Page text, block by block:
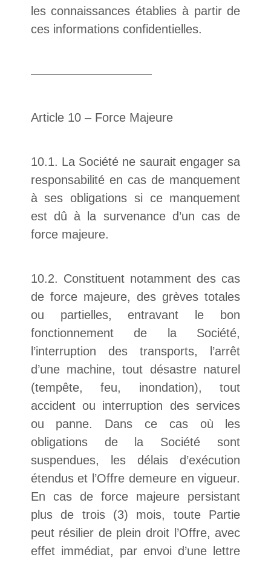
les connaissances établies à partir de
ces informations confidentielles.
——————————
Article 10 – Force Majeure
10.1. La Société ne saurait engager sa
responsabilité en cas de manquement
à ses obligations si ce manquement
est dû à la survenance d’un cas de
force majeure.
10.2. Constituent notamment des cas
de force majeure, des grèves totales
ou partielles, entravant le bon
fonctionnement de la Société,
l’interruption des transports, l’arrêt
d’une machine, tout désastre naturel
(tempête, feu, inondation), tout
accident ou interruption des services
ou panne. Dans ce cas où les
obligations de la Société sont
suspendues, les délais d’exécution
étendus et l’Offre demeure en vigueur.
En cas de force majeure persistant
plus de trois (3) mois, toute Partie
peut résilier de plein droit l’Offre, avec
effet immédiat, par envoi d’une lettre